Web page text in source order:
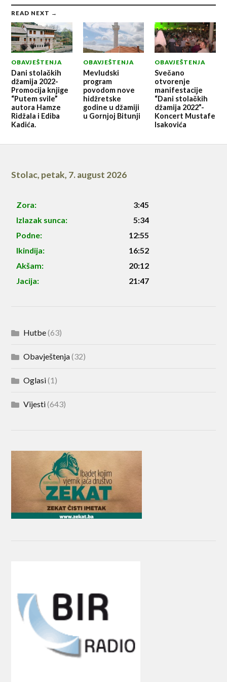
READ NEXT →
OBAVJEŠTENJA
Dani stolačkih
džamija 2022-
Promocija knjige
“Putem svile”
autora Hamze
Ridžala i Ediba
Kadića.
OBAVJEŠTENJA
Mevludski
program
povodom nove
hidžretske
godine u džamiji
u Gornjoj Bitunji
OBAVJEŠTENJA
Svečano
otvorenje
manifestacije
“Dani stolačkih
džamija 2022”-
Koncert Mustafe
Isakovića
Stolac, petak, 7. august 2026
Zora:
3:45
Izlazak sunca:
5:34
Podne:
12:55
Ikindija:
16:52
Akšam:
20:12
Jacija:
21:47
Hutbe(63)
Obavještenja(32)
Oglasi(1)
Vijesti(643)